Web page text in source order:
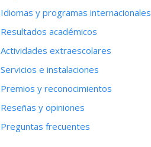
Idiomas y programas internacionales
Resultados académicos
Actividades extraescolares
Servicios e instalaciones
Premios y reconocimientos
Reseñas y opiniones
Preguntas frecuentes